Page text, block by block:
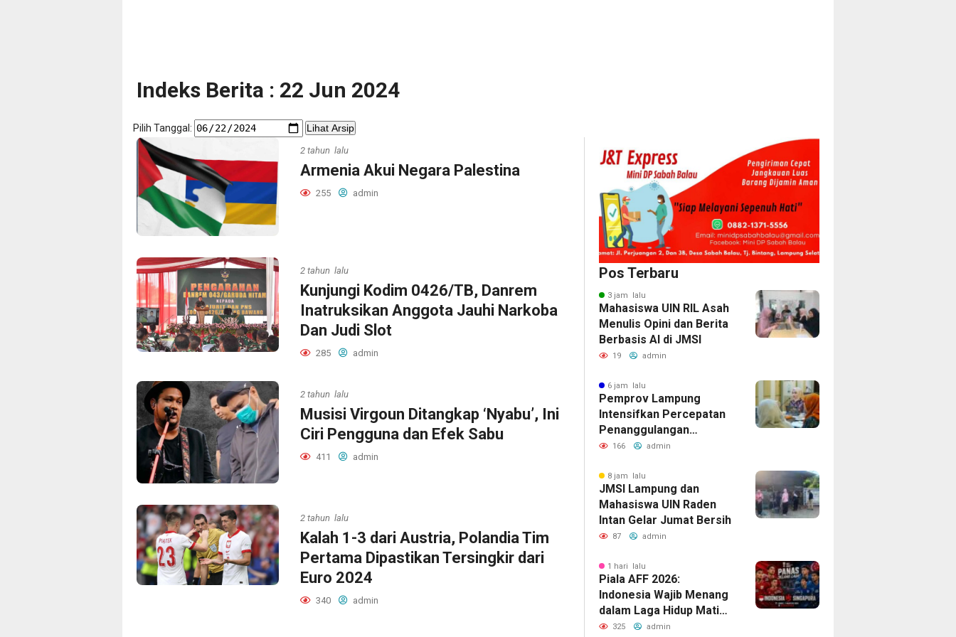
Indeks Berita : 22 Jun 2024
Pilih Tanggal: Lihat Arsip
2 tahun lalu
Armenia Akui Negara Palestina
255 admin
2 tahun lalu
Kunjungi Kodim 0426/TB, Danrem
Inatruksikan Anggota Jauhi Narkoba
Dan Judi Slot
285 admin
2 tahun lalu
Musisi Virgoun Ditangkap ‘Nyabu’, Ini
Ciri Pengguna dan Efek Sabu
411 admin
2 tahun lalu
Kalah 1-3 dari Austria, Polandia Tim
Pertama Dipastikan Tersingkir dari
Euro 2024
340 admin
Pos Terbaru
3 jam lalu
Mahasiswa UIN RIL Asah
Menulis Opini dan Berita
Berbasis AI di JMSI
19 admin
6 jam lalu
Pemprov Lampung
Intensifkan Percepatan
Penanggulangan
Tuberkulosis
166 admin
8 jam lalu
JMSI Lampung dan
Mahasiswa UIN Raden
Intan Gelar Jumat Bersih
87 admin
1 hari lalu
Piala AFF 2026:
Indonesia Wajib Menang
dalam Laga Hidup Mati
Lawan Singapura
325 admin